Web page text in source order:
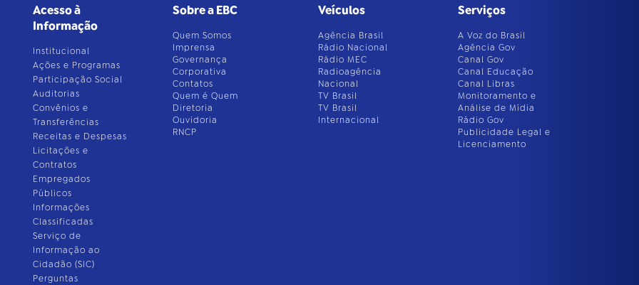
Acesso à
Informação
Institucional
Ações e Programas
Participação Social
Auditorias
Convênios e
Transferências
Receitas e Despesas
Licitações e
Contratos
Empregados
Públicos
Informações
Classificadas
Serviço de
Informação ao
Cidadão (SIC)
Perguntas
Sobre a EBC
Quem Somos
Imprensa
Governança
Corporativa
Contatos
Quem é Quem
Diretoria
Ouvidoria
RNCP
Veículos
Agência Brasil
Rádio Nacional
Rádio MEC
Radioagência
Nacional
TV Brasil
TV Brasil
Internacional
Serviços
A Voz do Brasil
Agência Gov
Canal Gov
Canal Educação
Canal Libras
Monitoramento e
Análise de Mídia
Rádio Gov
Publicidade Legal e
Licenciamento